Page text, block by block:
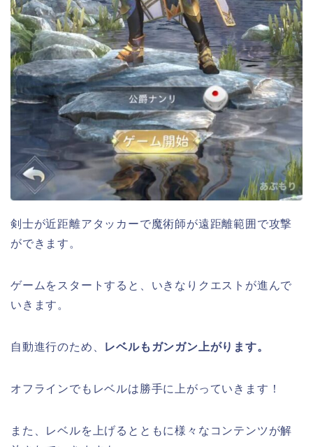
剣士が近距離アタッカーで魔術師が遠距離範囲で攻撃
ができます。
ゲームをスタートすると、いきなりクエストが進んで
いきます。
自動進行のため、 レベルもガンガン上がります。
オフラインでもレベルは勝手に上がっていきます！
また、レベルを上げるとともに様々なコンテンツが解